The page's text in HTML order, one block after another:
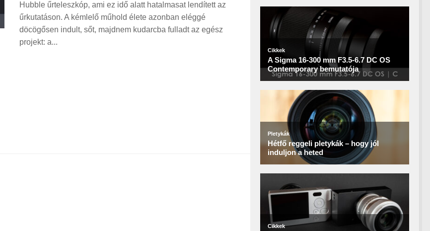
Hubble űrteleszkóp, ami ez idő alatt hatalmasat lendített az
űrkutatáson. A kémlelő műhold élete azonban eléggé
döcögősen indult, sőt, majdnem kudarcba fulladt az egész
projekt: a...